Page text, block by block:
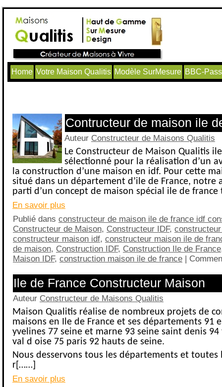
Home Votre Maison Qualitis Modèle SurMesure BBC-
Contructeur de maison ile
Auteur Constructeur de Maisons Qualitis
Le Constructeur de Maison Qualitis
sélectionné pour la réalisation d’un
la construction d’une maison en idf. Pour cette
situé dans un département d’ile de France, notre
parti d’un concept de maison spécial ile de
En savoir plus
Publié dans constructeur de maison ile de france idf
Constructeur de Maison, Constructeur IDF,
constructeur maison idf, constructeur maison ile de
de maison, Construction IDF, Construction Ile de France
Maison IDF, construction maison ile de france |
Ile de France Constructeur Maison
Auteur Constructeur de Maisons Qualitis
Maison Qualitis réalise de nombreux projets de
maisons en Ile de France et ses départements 91
yvelines 77 seine et marne 93 seine saint denis
val d oise 75 paris 92 hauts de seine.
Nous desservons tous les départements et toutes
r[……]
En savoir plus